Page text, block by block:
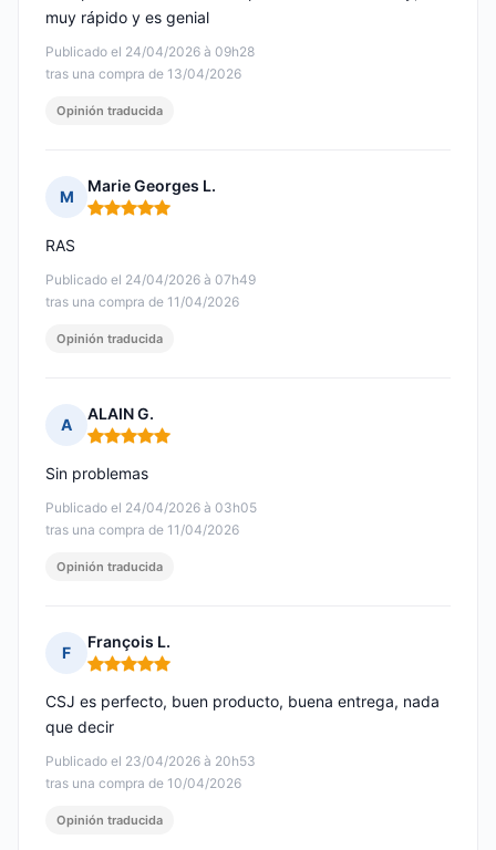
Publicado el 24/04/2026 à 09h28
tras una compra de 13/04/2026
muy rápido y es genial
Opinión traducida
M
Marie Georges L.
Nota: 5 de 5
Publicado el 24/04/2026 à 07h49
tras una compra de 11/04/2026
RAS
Opinión traducida
A
ALAIN G.
Nota: 5 de 5
Publicado el 24/04/2026 à 03h05
tras una compra de 11/04/2026
Sin problemas
Opinión traducida
F
François L.
Nota: 5 de 5
Publicado el 23/04/2026 à 20h53
tras una compra de 10/04/2026
CSJ es perfecto, buen producto, buena entrega, nada
que decir
Opinión traducida